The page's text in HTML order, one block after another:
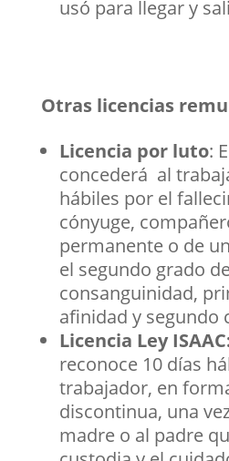
usó para llegar y
Otras licencias
Licencia por luto:
concederá al
hábiles por el
cónyuge,
permanente o de
el segundo grado
consanguinidad,
afinidad y segundo
Licencia Ley
reconoce 10 días
trabajador, en
discontinua, una
madre o al padre